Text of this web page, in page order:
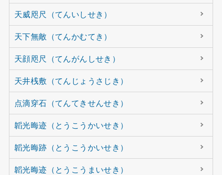
天威咫尺（てんいしせき）
天下無敵（てんかむてき）
天顔咫尺（てんがんしせき）
天井桟敷（てんじょうさじき）
点滴穿石（てんてきせんせき）
韜光晦迹（とうこうかいせき）
韜光晦跡（とうこうかいせき）
韜光晦迹（とうこうまいせき）